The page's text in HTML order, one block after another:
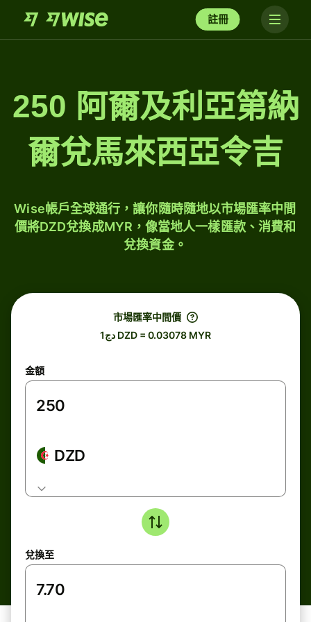
註冊
250 阿爾及利亞第納
爾兌馬來西亞令吉
Wise帳戶全球通行，讓你隨時隨地以市場匯率中間
價將DZD兌換成MYR，像當地人一樣匯款、消費和
兌換資金。
市場匯率中間價
دج1 DZD = 0.03078 MYR
金額
DZD
兌換至